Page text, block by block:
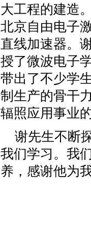
大工程的建造
北京自由电子
直线加速器。
授了微波电子
带出了不少学
制生产的骨干
辐照应用事业
谢先生不断
我们学习。我
养，感谢他为